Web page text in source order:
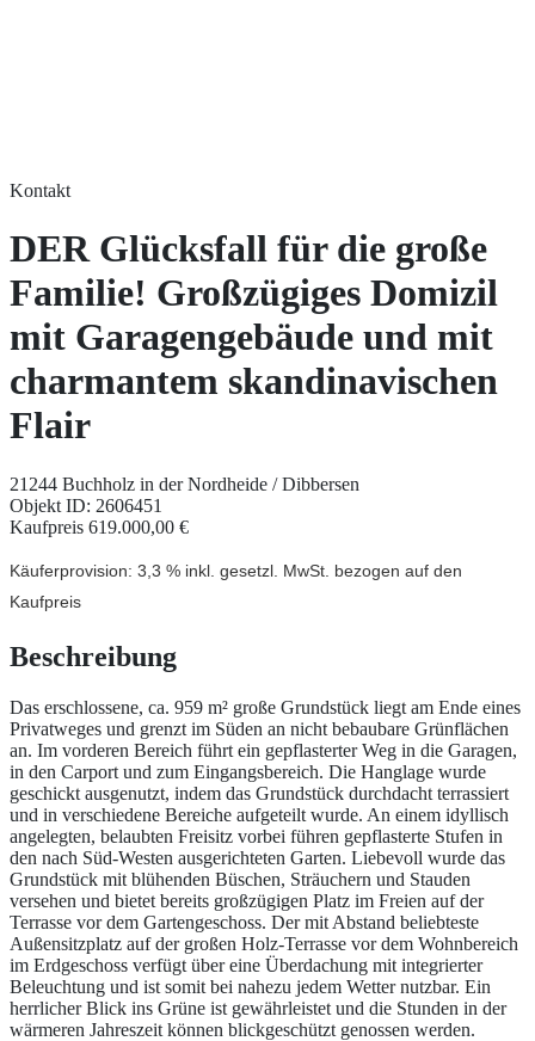
Kontakt
DER Glücksfall für die große
Familie! Großzügiges Domizil
mit Garagengebäude und mit
charmantem skandinavischen
Flair
21244 Buchholz in der Nordheide / Dibbersen
Objekt ID: 2606451
Kaufpreis 619.000,00 €
Käuferprovision: 3,3 % inkl. gesetzl. MwSt. bezogen auf den
Kaufpreis
Beschreibung
Das erschlossene, ca. 959 m² große Grundstück liegt am Ende eines
Privatweges und grenzt im Süden an nicht bebaubare Grünflächen
an. Im vorderen Bereich führt ein gepflasterter Weg in die Garagen,
in den Carport und zum Eingangsbereich. Die Hanglage wurde
geschickt ausgenutzt, indem das Grundstück durchdacht terrassiert
und in verschiedene Bereiche aufgeteilt wurde. An einem idyllisch
angelegten, belaubten Freisitz vorbei führen gepflasterte Stufen in
den nach Süd-Westen ausgerichteten Garten. Liebevoll wurde das
Grundstück mit blühenden Büschen, Sträuchern und Stauden
versehen und bietet bereits großzügigen Platz im Freien auf der
Terrasse vor dem Gartengeschoss. Der mit Abstand beliebteste
Außensitzplatz auf der großen Holz-Terrasse vor dem Wohnbereich
im Erdgeschoss verfügt über eine Überdachung mit integrierter
Beleuchtung und ist somit bei nahezu jedem Wetter nutzbar. Ein
herrlicher Blick ins Grüne ist gewährleistet und die Stunden in der
wärmeren Jahreszeit können blickgeschützt genossen werden.